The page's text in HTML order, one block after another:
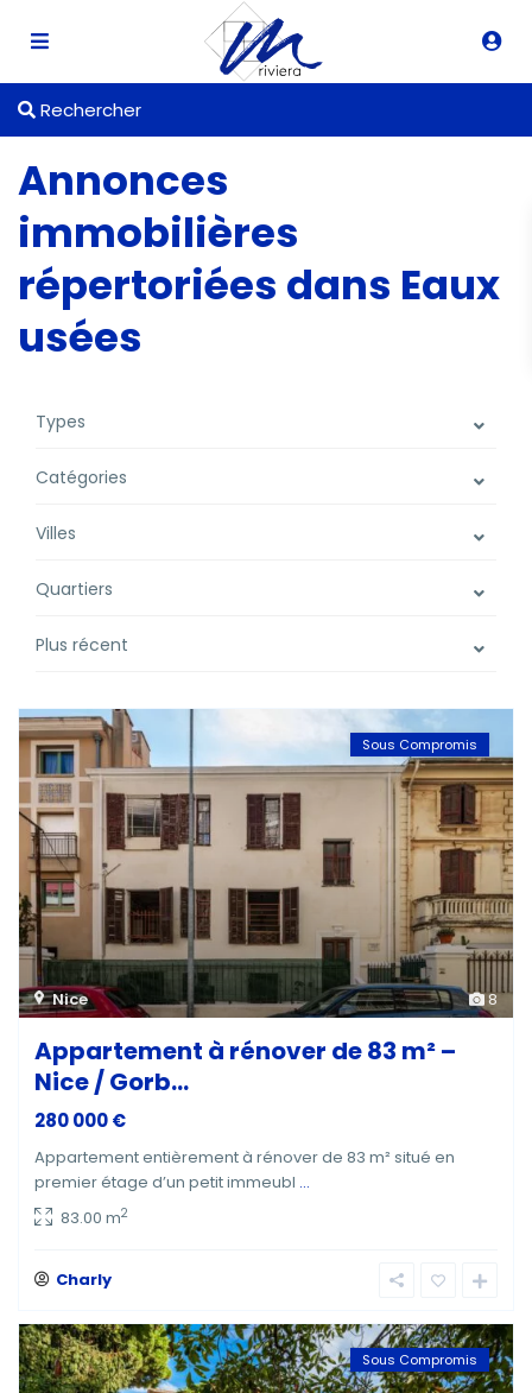
Rechercher
Annonces
immobilières
répertoriées dans Eaux
usées
Types
Catégories
Villes
Quartiers
Plus récent
8
Nice
Sous Compromis
Appartement à rénover de 83 m² –
Nice / Gorb...
280 000 €
Appartement entièrement à rénover de 83 m² situé en
premier étage d’un petit immeubl ...
83.00 m2
Charly
Sous Compromis